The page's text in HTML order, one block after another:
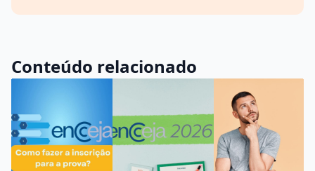
Conteúdo relacionado